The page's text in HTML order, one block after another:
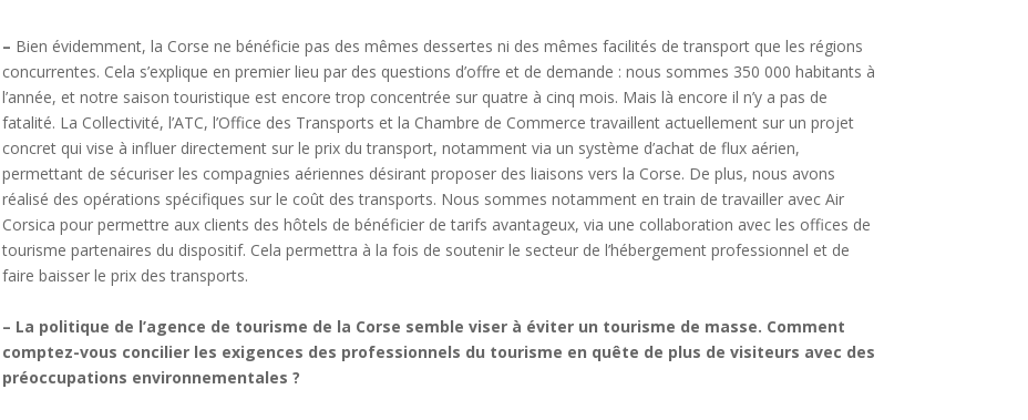
– Bien évidemment, la Corse ne bénéficie pas des mêmes dessertes ni des mêmes facilités de transport que les régions
concurrentes. Cela s’explique en premier lieu par des questions d’offre et de demande : nous sommes 350 000 habitants à
l’année, et notre saison touristique est encore trop concentrée sur quatre à cinq mois. Mais là encore il n’y a pas de
fatalité. La Collectivité, l’ATC, l’Office des Transports et la Chambre de Commerce travaillent actuellement sur un projet
concret qui vise à influer directement sur le prix du transport, notamment via un système d’achat de flux aérien,
permettant de sécuriser les compagnies aériennes désirant proposer des liaisons vers la Corse. De plus, nous avons
réalisé des opérations spécifiques sur le coût des transports. Nous sommes notamment en train de travailler avec Air
Corsica pour permettre aux clients des hôtels de bénéficier de tarifs avantageux, via une collaboration avec les offices de
tourisme partenaires du dispositif. Cela permettra à la fois de soutenir le secteur de l’hébergement professionnel et de
faire baisser le prix des transports.
– La politique de l’agence de tourisme de la Corse semble viser à éviter un tourisme de masse. Comment
comptez-vous concilier les exigences des professionnels du tourisme en quête de plus de visiteurs avec des
préoccupations environnementales ?